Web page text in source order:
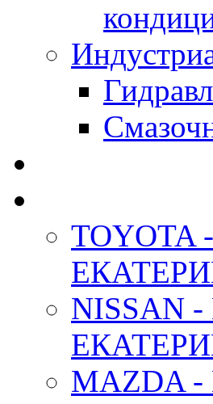
MAZDA